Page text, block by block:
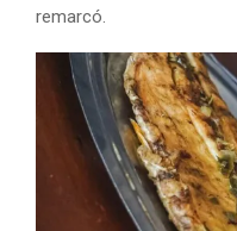
remarcó.